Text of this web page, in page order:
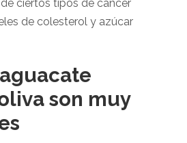
ciertos tipos de cáncer
de colesterol y azúcar
son muy